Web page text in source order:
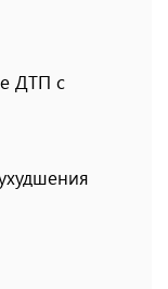
ДТП с